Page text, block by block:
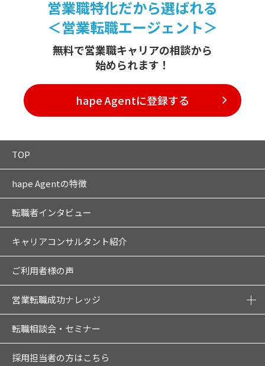
営業職特化だから選ばれる
＜営業転職エージェント＞
無料で営業職キャリアの相談から
始められます！
hape Agentに登録する
TOP
hape Agentの特徴
転職者インタビュー
キャリアコンサルタント紹介
ご利用者様の声
営業転職成功ナレッジ
転職相談会・セミナー
採用担当者の方はこちら